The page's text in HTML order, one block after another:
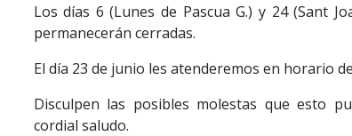
Los días 6 (Lunes de Pascua G.) y 24 (Sant
permanecerán cerradas.
El día 23 de junio les atenderemos en horario
Disculpen las posibles molestas que esto
cordial saludo.